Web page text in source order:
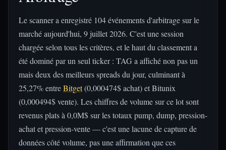
Le scanner a enregistré 104 événements d'arbitrage sur le
marché aujourd'hui, 9 juillet 2026. C'est une session
chargée selon tous les critères, et le haut du classement a
été dominé par un seul ticker : TAG a affiché non pas un
mais deux des meilleurs spreads du jour, culminant à
25,27% entreBitget(0,000474$ achat) et Bitunix
(0,000494$ vente). Les chiffres de volume sur ce lot sont
revenus plats à 0,0M$ sur les totaux pump, dump, pression-
achat et pression-vente — c'est une lacune de capture de
données côté volume, pas une affirmation que ces